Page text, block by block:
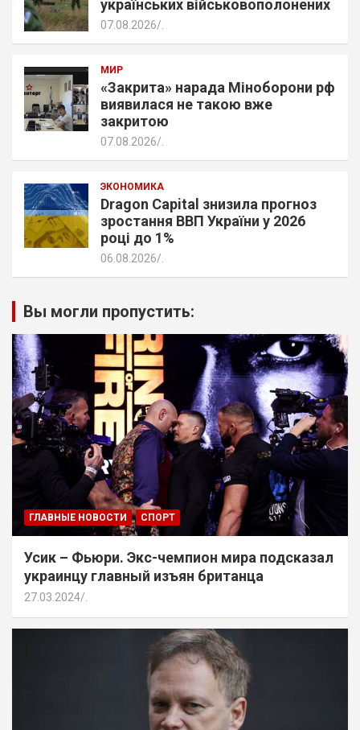
українських військовополонених
07.08.2026
МИР
«Закрита» нарада Міноборони рф
виявилася не такою вже
закритою
07.08.2026
ЭКОНОМИКА
Dragon Capital знизила прогноз
зростання ВВП України у 2026
році до 1%
06.08.2026
Вы могли пропустить:
ГЛАВНЫЕ НОВОСТИ СПОРТ
Усик – Фьюри. Экс-чемпион мира подсказал
украинцу главный изъян британца
27.03.2024